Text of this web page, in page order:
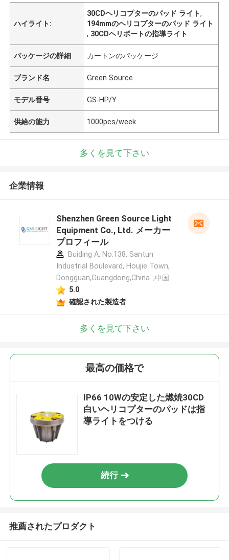
ハイライト:
30CDヘリコプターのパッド ライト,
194mmのヘリコプターのパッド ライト
, 30CDヘリポートの指導ライト
パッケージの詳細 カートンのパッケージ
ブランド名 Green Source
モデル番号 GS-HP/Y
供給の能力 1000pcs/week
多くを見て下さい
企業情報
Shenzhen Green Source Light
Equipment Co., Ltd. メーカー
プロフィール
Buiding A, No.138, Santun
Industrial Boulevard, Houjie Town,
Dongguan,Guangdong,China. ,中国
5.0
確認された製造者
多くを見て下さい
最高の価格で
IP66 10Wの安定した燃焼30CD
白いヘリコプターのパッドは指
導ライトをつける
続行
推薦されたプロダクト